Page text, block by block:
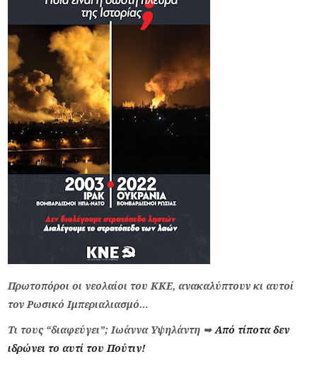
Πρωτοπόροι οι νεολαίοι του ΚΚΕ, ανακαλύπτουν κι αυτοί
τον Ρωσικό Ιμπεριαλιασμό…
Τι τους “διαφεύγει”; Ιωάννα Υψηλάντη ➥Από τίποτα δεν
ιδρώνει το αυτί του Πούτιν!